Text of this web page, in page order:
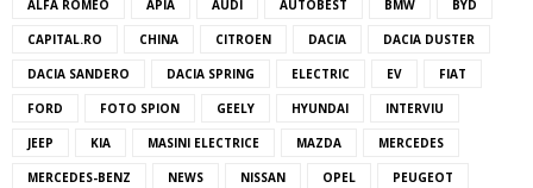
ALFA ROMEO APIA AUDI AUTOBEST BMW BYD
CAPITAL.RO CHINA CITROEN DACIA DACIA DUSTER
DACIA SANDERO DACIA SPRING ELECTRIC EV FIAT
FORD FOTO SPION GEELY HYUNDAI INTERVIU
JEEP KIA MASINI ELECTRICE MAZDA MERCEDES
MERCEDES-BENZ NEWS NISSAN OPEL PEUGEOT